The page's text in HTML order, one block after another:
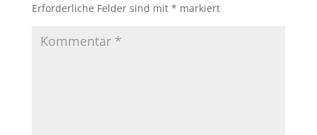
Erforderliche Felder sind mit * markiert